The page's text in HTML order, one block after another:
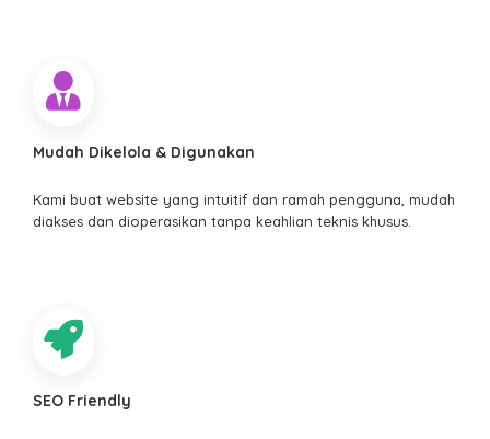
Mudah Dikelola & Digunakan
Kami buat website yang intuitif dan ramah pengguna, mudah
diakses dan dioperasikan tanpa keahlian teknis khusus.
SEO Friendly